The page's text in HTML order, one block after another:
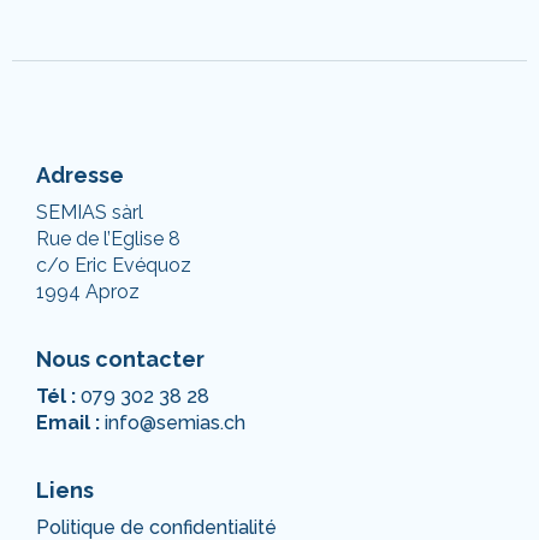
Adresse
SEMIAS sàrl
Rue de l’Eglise 8
c/o Eric Evéquoz
1994 Aproz
Nous contacter
Tél : 079 302 38 28
Email : info@semias.ch
Liens
Politique de confidentialité